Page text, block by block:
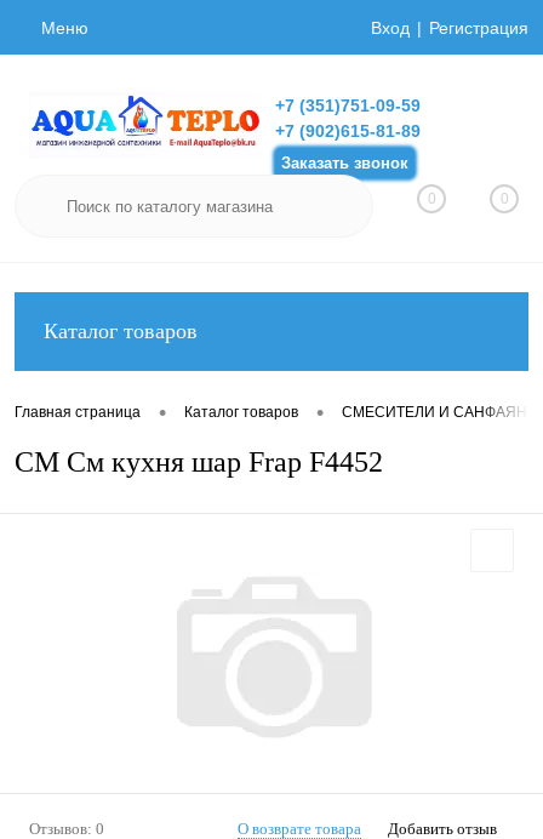
Меню Вход Регистрация
+7 (351)751-09-59
+7 (902)615-81-89
Заказать звонок
0 0
Каталог товаров
Главная страница • Каталог товаров • СМЕСИТЕЛИ И САНФАЯНС
СМ См кухня шар Frap F4452
Отзывов: 0 О возврате товара Добавить отзыв